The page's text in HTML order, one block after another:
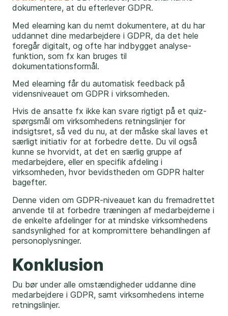
dokumentere, at du efterlever GDPR.
Med elearning kan du nemt dokumentere, at du har
uddannet dine medarbejdere i GDPR, da det hele
foregår digitalt, og ofte har indbygget analyse-
funktion, som fx kan bruges til
dokumentationsformål.
Med elearning får du automatisk feedback på
vidensniveauet om GDPR i virksomheden.
Hvis de ansatte fx ikke kan svare rigtigt på et quiz-
spørgsmål om virksomhedens retningslinjer for
indsigtsret, så ved du nu, at der måske skal laves et
særligt initiativ for at forbedre dette. Du vil også
kunne se hvorvidt, at det en særlig gruppe af
medarbejdere, eller en specifik afdeling i
virksomheden, hvor bevidstheden om GDPR halter
bagefter.
Denne viden om GDPR-niveauet kan du fremadrettet
anvende til at forbedre træningen af medarbejderne i
de enkelte afdelinger for at mindske virksomhedens
sandsynlighed for at kompromittere behandlingen af
personoplysninger.
Konklusion
Du bør under alle omstændigheder uddanne dine
medarbejdere i GDPR, samt virksomhedens interne
retningslinjer.